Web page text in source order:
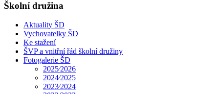
Školní družina
Aktuality ŠD
Vychovatelky ŠD
Ke stažení
ŠVP a vnitřní řád školní družiny
Fotogalerie ŠD
2025⁄2026
2024⁄2025
2023⁄2024